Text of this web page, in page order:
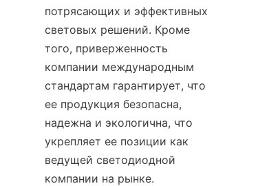
потрясающих и эффективных
световых решений. Кроме
того, приверженность
компании международным
стандартам гарантирует, что
ее продукция безопасна,
надежна и экологична, что
укрепляет ее позиции как
ведущей светодиодной
компании на рынке.